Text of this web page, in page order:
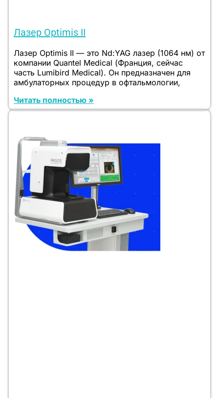
Лазер Optimis II
Лазер Optimis II — это Nd:YAG лазер (1064 нм) от
компании Quantel Medical (Франция, сейчас
часть Lumibird Medical). Он предназначен для
амбулаторных процедур в офтальмологии,
Читать полностью »